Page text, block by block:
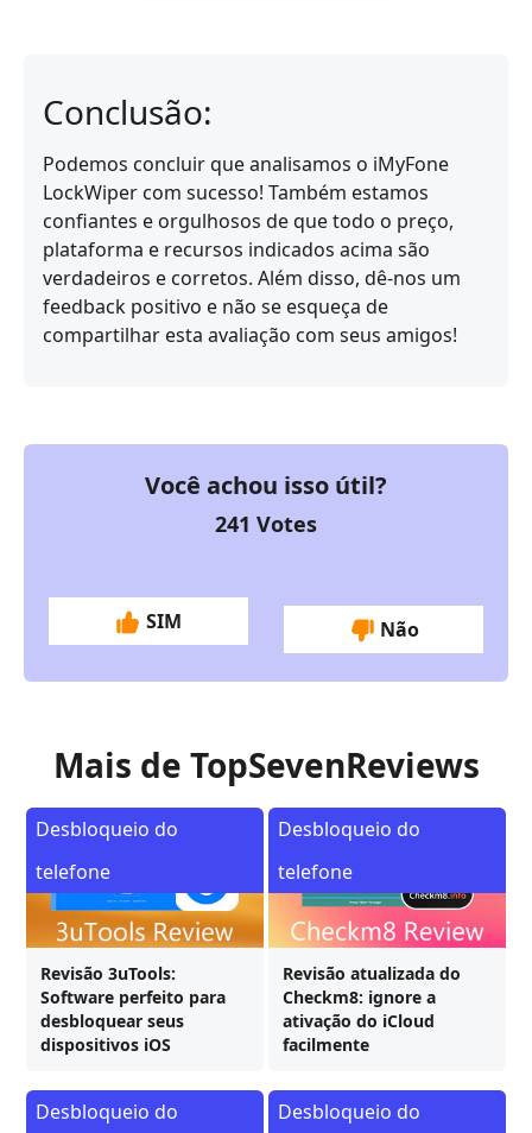
Conclusão:
Podemos concluir que analisamos o iMyFone
LockWiper com sucesso! Também estamos
confiantes e orgulhosos de que todo o preço,
plataforma e recursos indicados acima são
verdadeiros e corretos. Além disso, dê-nos um
feedback positivo e não se esqueça de
compartilhar esta avaliação com seus amigos!
Você achou isso útil?
241 Votes
SIM Não
Mais de TopSevenReviews
Revisão 3uTools:
Software perfeito para
desbloquear seus
dispositivos iOS
Desbloqueio do
telefone
Revisão atualizada do
Checkm8: ignore a
ativação do iCloud
facilmente
Desbloqueio do
telefone
Desbloqueio do
Desbloqueio do